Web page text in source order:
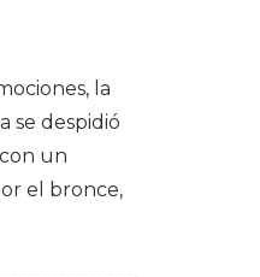
la
se despidió
un
el bronce,